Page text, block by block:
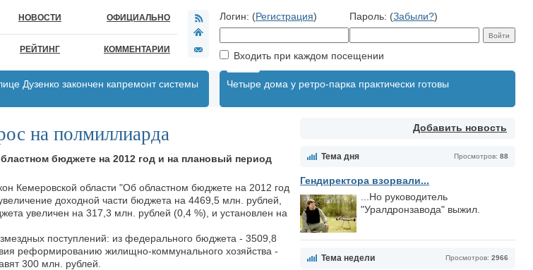
НОВОСТИ ОФИЦИАЛЬНО
РЕЙТИНГ КОММЕНТАРИИ
Логин: (Регистрация) Пароль: (Забыли?)
Входить при каждом посещении
Дузенко закончен капремонт системы
Четыре дома у ретро-парка практически готовы
Добавить новость
Просмотров: 88
Тема дня
Гендиректора взорвали...
...Но руководитель
"Уралдронзавода" выжил.
Просмотров: 2966
Тема недели
на полмиллиарда
бюджете на 2012 год и на плановый период
Кемеровской области "Об областном бюджете на 2012 год
доходной части бюджета на 4469,5 млн. рублей,
увеличен на 317,3 млн. рублей (0,4 %), и установлен на
поступлений: из федерального бюджета - 3509,8
реформированию жилищно-коммунального хозяйства -
300 млн. рублей.